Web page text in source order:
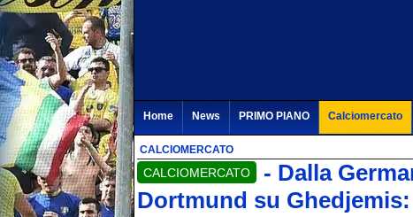
Home News PRIMO PIANO Calciomercato
CALCIOMERCATO
CALCIOMERCATO
- Dalla
Dortmund su